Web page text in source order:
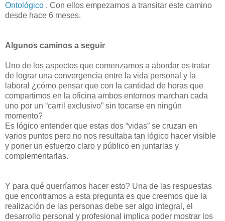
Ontológico . Con ellos empezamos a transitar este camino
desde hace 6 meses.
Algunos caminos a seguir
Uno de los aspectos que comenzamos a abordar es tratar
de lograr una convergencia entre la vida personal y la
laboral ¿cómo pensar que con la cantidad de horas que
compartimos en la oficina ambos entornos marchan cada
uno por un “carril exclusivo” sin tocarse en ningún
momento?
Es lógico entender que estas dos “vidas” se cruzan en
varios puntos pero no nos resultaba tan lógico hacer visible
y poner un esfuerzo claro y público en juntarlas y
complementarlas.
Y para qué querríamos hacer esto? Una de las respuestas
que encontramos a esta pregunta es que creemos que la
realización de las personas debe ser algo integral, el
desarrollo personal y profesional implica poder mostrar los